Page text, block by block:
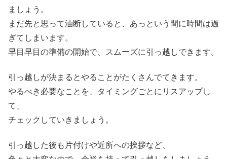
ましょう。
まだ先と思って油断していると、あっという間に時間は過
ぎてしまいます。
早目早目の準備の開始で、スムーズに引っ越しできます。
引っ越しが決まるとやることがたくさんでてきます。
やるべき必要なことを、タイミングごとにリスアップし
て、
チェックしていきましょう。
引っ越した後も片付けや近所への挨拶など、